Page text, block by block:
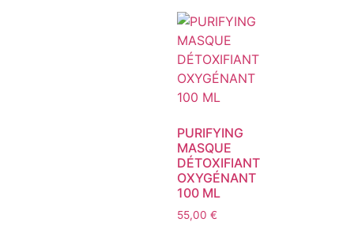
PURIFYING
MASQUE
DÉTOXIFIANT
OXYGÉNANT
100 ML
55,00 €